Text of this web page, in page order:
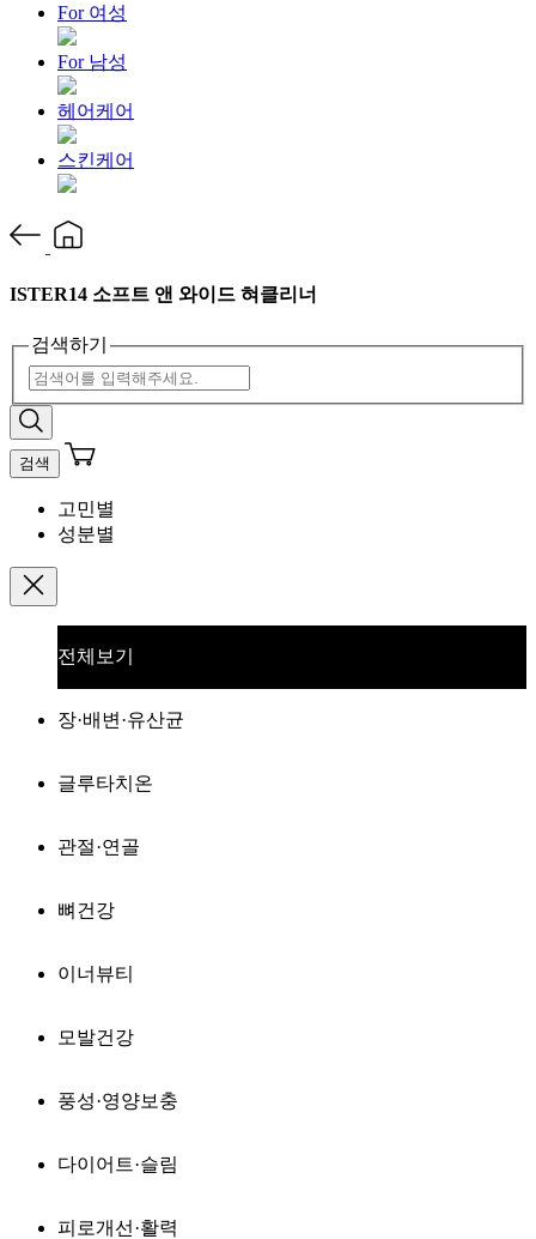
For 여성
For 남성
헤어케어
스킨케어
ISTER14 소프트 앤 와이드 혀클리너
검색하기
검색
고민별
성분별
전체보기
장·배변·유산균
글루타치온
관절·연골
뼈건강
이너뷰티
모발건강
풍성·영양보충
다이어트·슬림
피로개선·활력